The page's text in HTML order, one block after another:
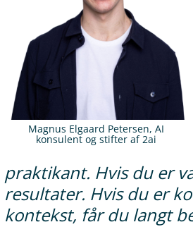
Magnus Elgaard Petersen, AI
konsulent og stifter af 2ai
praktikant. Hvis du er
resultater. Hvis du er
kontekst, får du langt